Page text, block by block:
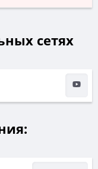
сетях